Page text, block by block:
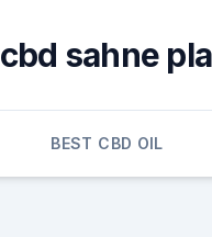
cbd sahne
BEST CBD OIL